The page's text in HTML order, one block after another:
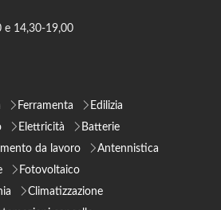
e 14,30-19,00
Ferramenta
Edilizia
Elettricità
Batterie
da lavoro
Antennistica
Fotovoltaico
Climatizzazione